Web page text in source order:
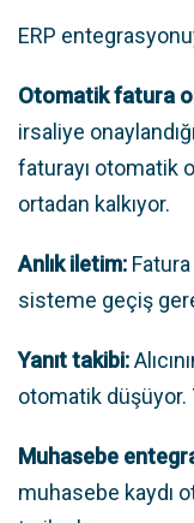
ERP
Otomatik fatura
irsaliye
faturayı otomatik
ortadan kalkıyor.
Anlık iletim:
sisteme geçiş
Yanıt takibi:
otomatik düşüyor.
Muhasebe
muhasebe kaydı